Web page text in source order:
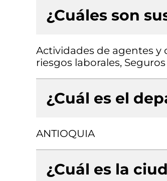
¿Cuáles son
Actividades de agentes y
riesgos laborales,
¿Cuál es el
ANTIOQUIA
¿Cuál es la